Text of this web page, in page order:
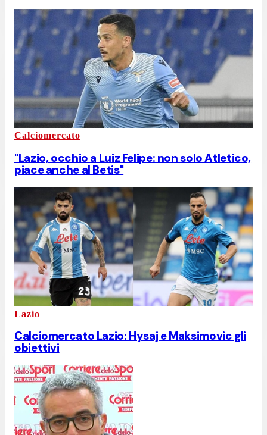
Calciomercato
"Lazio, occhio a Luiz Felipe: non solo Atletico,
piace anche al Betis"
Lazio
Calciomercato Lazio: Hysaj e Maksimovic gli
obiettivi